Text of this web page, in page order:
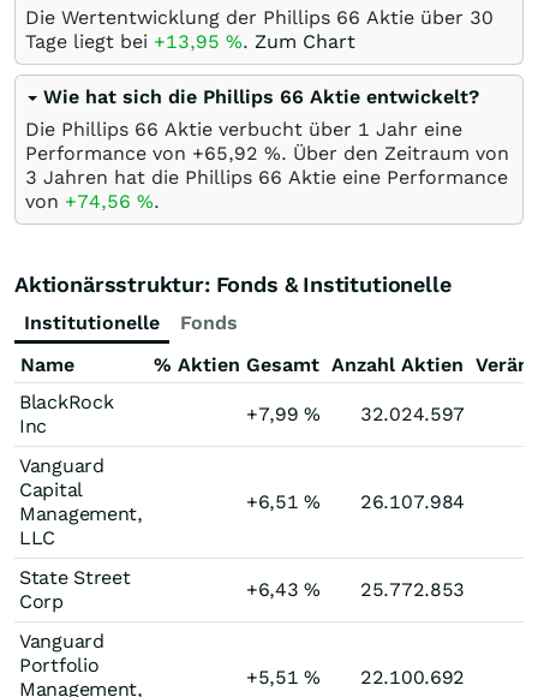
Die Wertentwicklung der Phillips 66 Aktie über 30
Tage liegt bei +13,95 %. Zum Chart
Wie hat sich die Phillips 66 Aktie entwickelt?
Die Phillips 66 Aktie verbucht über 1 Jahr eine
Performance von +65,92 %. Über den Zeitraum von
3 Jahren hat die Phillips 66 Aktie eine Performance
von +74,56 %.
Aktionärsstruktur: Fonds & Institutionelle
Institutionelle
Fonds
Name
% Aktien Gesamt Anzahl Aktien
BlackRock
Inc
+7,99% 32.024.597
Vanguard
Capital
Management,
LLC
+6,51% 26.107.984
State Street
Corp
+6,43% 25.772.853
Vanguard
Portfolio
Management,
+5,51% 22.100.692